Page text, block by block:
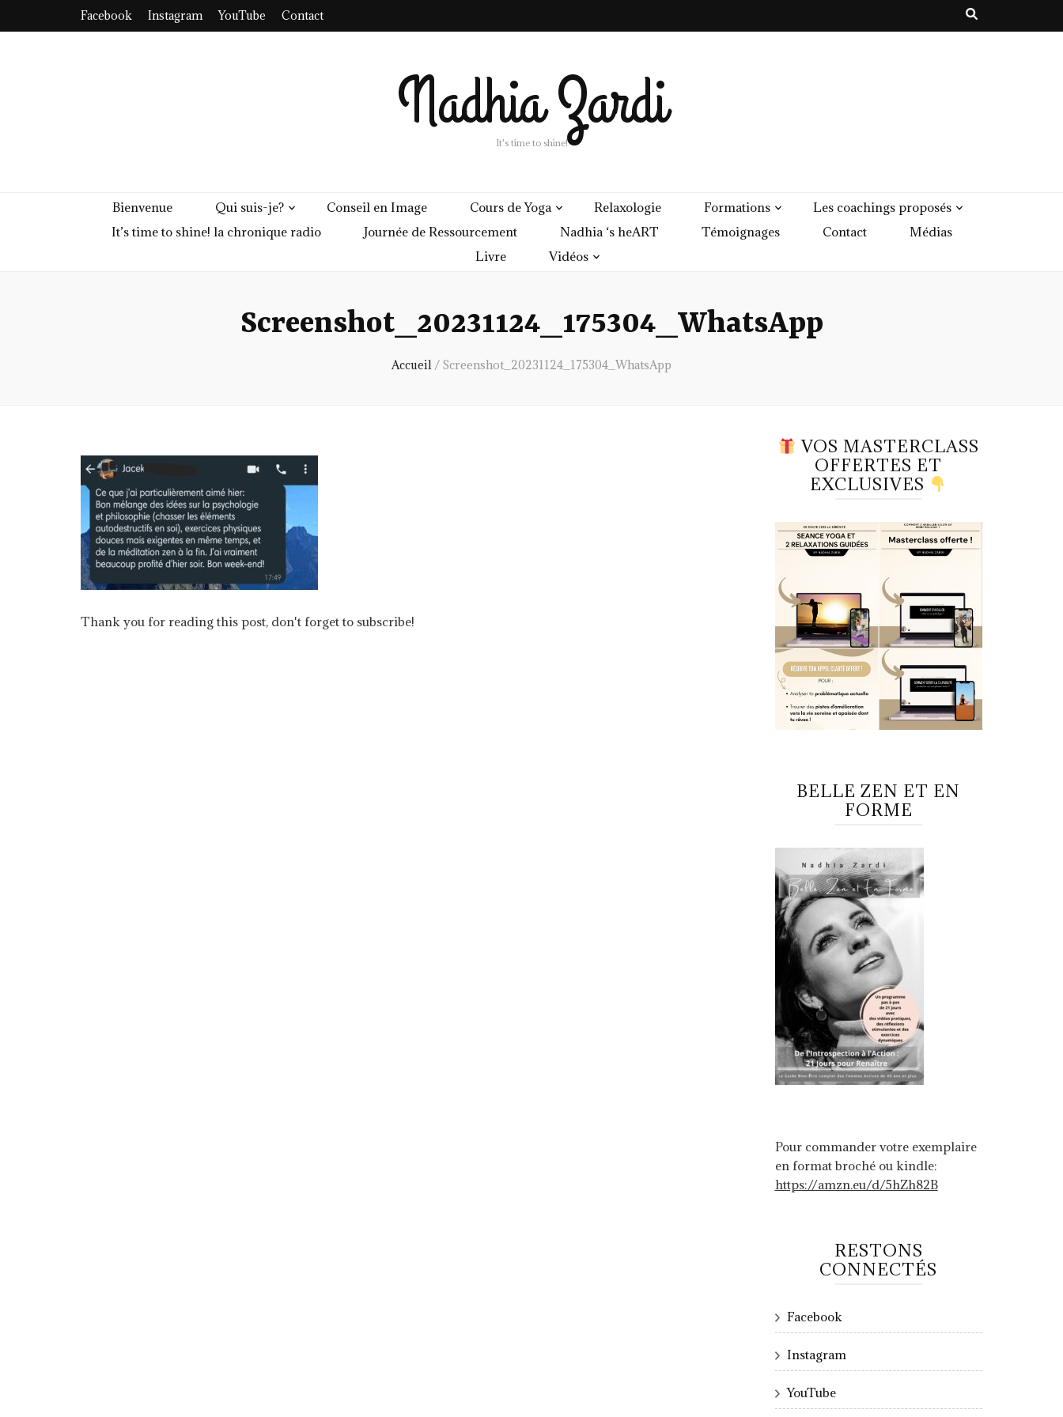
Facebook Instagram YouTube Contact
Nadhia Zardi
It's time to shine!
Bienvenue Qui suis-je? Conseil en Image Cours de Yoga Relaxologie Formations
Les coachings proposés
It’s time to shine! la chronique radio
Journée de Ressourcement Nadhia ‘s heART Témoignages Contact
Médias
Livre
Vidéos
Screenshot_20231124_175304_WhatsApp
Accueil / Screenshot_20231124_175304_WhatsApp
Thank you for reading this post, don't forget to subscribe!
VOS MASTERCLASS
OFFERTES ET
EXCLUSIVES
BELLE ZEN ET EN
FORME
Pour commander votre exemplaire
en format broché ou kindle:
https://amzn.eu/d/5hZh82B
RESTONS
CONNECTÉS
Facebook
Instagram
YouTube